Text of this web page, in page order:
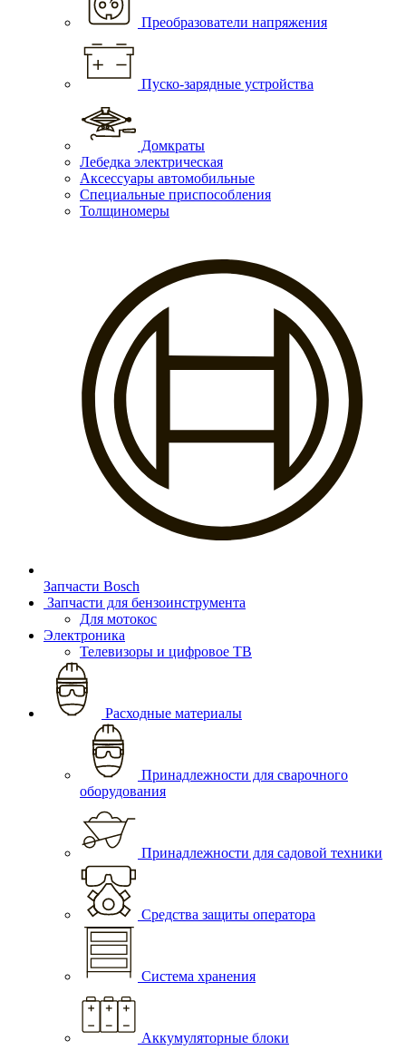
Преобразователи напряжения
Пуско-зарядные устройства
Домкраты
Лебедка электрическая
Аксессуары автомобильные
Специальные приспособления
Толщиномеры
Запчасти Bosch
Запчасти для бензоинструмента
Для мотокос
Электроника
Телевизоры и цифровое ТВ
Расходные материалы
Принадлежности для сварочного
оборудования
Принадлежности для садовой техники
Средства защиты оператора
Система хранения
Аккумуляторные блоки